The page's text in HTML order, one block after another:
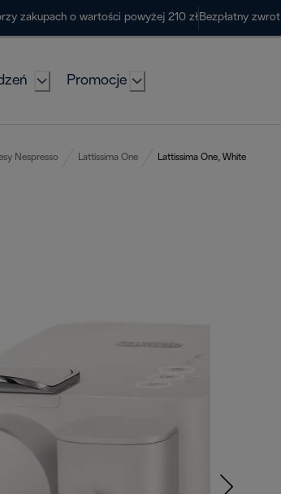
zakupach o wartości powyżej 210 zł Bezpłatny zwrot
Promocje
Nespresso Lattissima One Lattissima One, White